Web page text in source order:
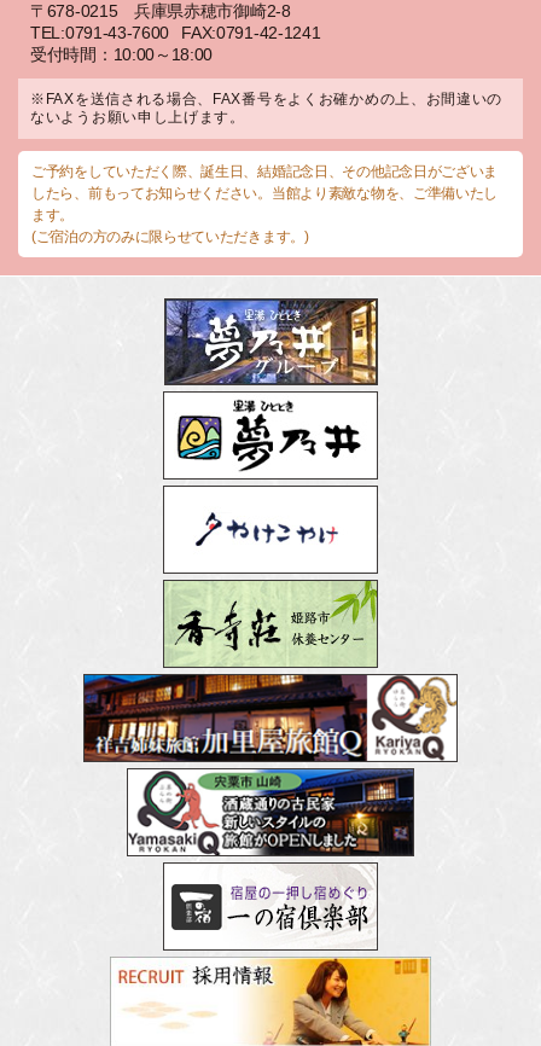
〒678-0215 兵庫県赤穂市御崎2-8
TEL:0791-43-7600
FAX:0791-42-1241
受付時間：10:00～18:00
※FAXを送信される場合、FAX番号をよくお確かめの上、お間違いの
ないようお願い申し上げます。
ご予約をしていただく際、誕生日、結婚記念日、その他記念日がございま
したら、前もってお知らせください。当館より素敵な物を、ご準備いたし
ます。
(ご宿泊の方のみに限らせていただきます。)